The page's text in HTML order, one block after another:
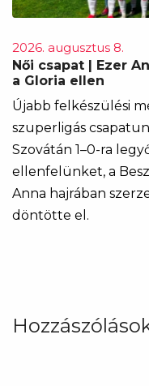
2026. augusztus 8.
Női csapat | Ezer
a Gloria ellen
Újabb felkészülési
szuperligás
Szovátán 1–0-ra
ellenfelünket, a
Anna hajrában
döntötte el.